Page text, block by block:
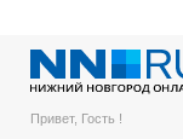
Привет, Гость !